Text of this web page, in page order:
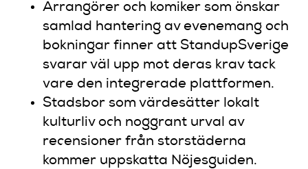
Arrangörer och komiker som önskar
samlad hantering av evenemang och
bokningar finner att StandupSverige
svarar väl upp mot deras krav tack
vare den integrerade plattformen.
Stadsbor som värdesätter lokalt
kulturliv och noggrant urval av
recensioner från storstäderna
kommer uppskatta Nöjesguiden.